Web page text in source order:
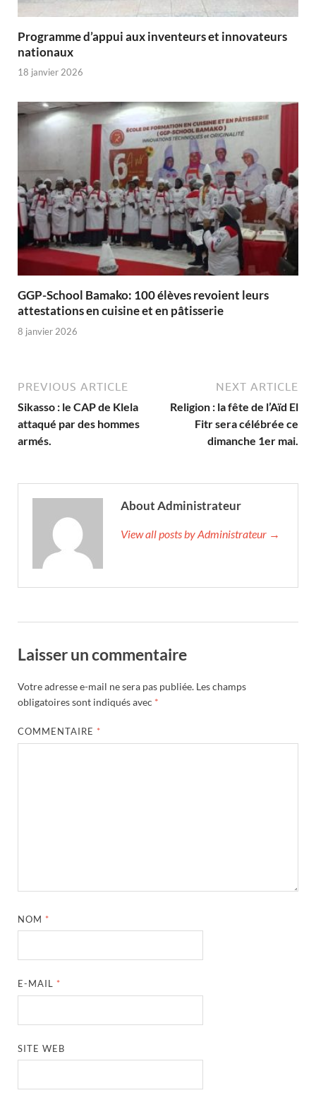
Programme d’appui aux inventeurs et innovateurs
nationaux
18 janvier 2026
GGP-School Bamako: 100 élèves revoient leurs
attestations en cuisine et en pâtisserie
8 janvier 2026
PREVIOUS ARTICLE
Sikasso : le CAP de Klela
attaqué par des hommes
armés.
NEXT ARTICLE
Religion : la fête de l’Aïd El
Fitr sera célébrée ce
dimanche 1er mai.
About Administrateur
View all posts by Administrateur →
Laisser un commentaire
Votre adresse e-mail ne sera pas publiée. Les champs
obligatoires sont indiqués avec *
COMMENTAIRE *
NOM *
E-MAIL *
SITE WEB